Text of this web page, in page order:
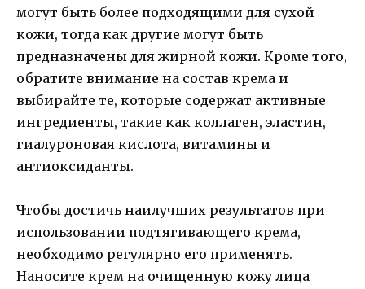
могут быть более подходящими для сухой
кожи, тогда как другие могут быть
предназначены для жирной кожи. Кроме того,
обратите внимание на состав крема и
выбирайте те, которые содержат активные
ингредиенты, такие как коллаген, эластин,
гиалуроновая кислота, витамины и
антиоксиданты.
Чтобы достичь наилучших результатов при
использовании подтягивающего крема,
необходимо регулярно его применять.
Наносите крем на очищенную кожу лица